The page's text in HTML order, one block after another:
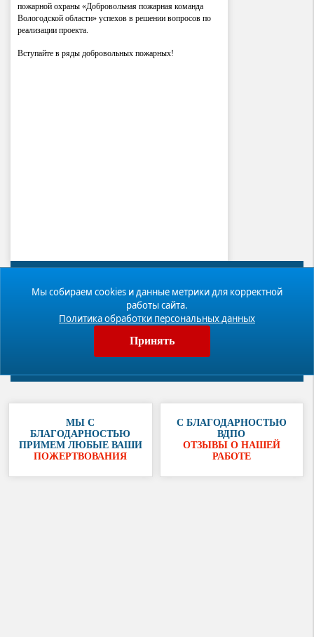
пожарной охраны «Добровольная пожарная команда
Вологодской области» успехов в решении вопросов по
реализации проекта.
Вступайте в ряды добровольных пожарных!
МЫ С
БЛАГОДАРНОСТЬЮ
ПРИМЕМ ЛЮБЫЕ ВАШИ
ПОЖЕРТВОВАНИЯ
С БЛАГОДАРНОСТЬЮ
ВДПО
ОТЗЫВЫ О НАШЕЙ
РАБОТЕ
Мы собираем cookies и данные метрики для корректной
работы сайта.
Политика обработки персональных данных
Принять